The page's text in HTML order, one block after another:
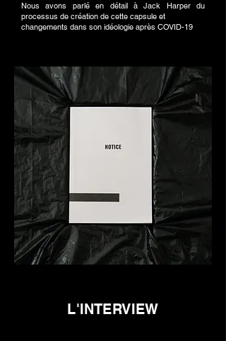
Nous avons parlé en détail à Jack Harper du
processus de création de cette capsule et
changements dans son idéologie après COVID-19
L'INTERVIEW